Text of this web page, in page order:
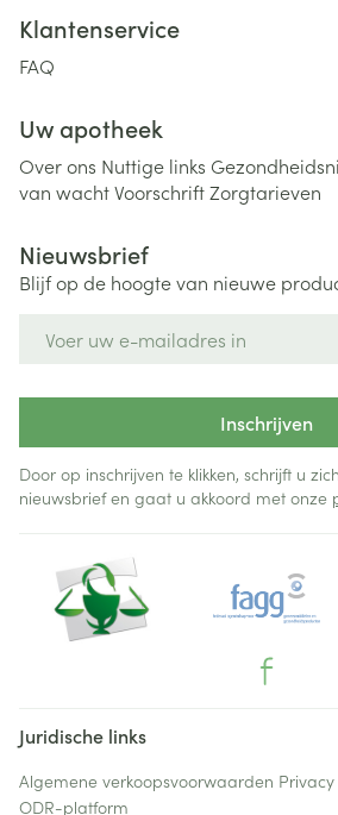
Klantenservice
FAQ
Uw apotheek
Over ons Nuttige links
van wachtVoorschriftZorgtarieven
Nieuwsbrief
Blijf op de hoogte van nieuwe
Inschrijven
Door op inschrijven te klikken, schrijft u
nieuwsbrief en gaat u akkoord met onze
Juridische links
Algemene verkoopsvoorwaarden
ODR-platform